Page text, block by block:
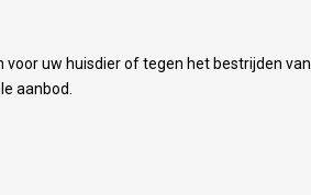
voor uw huisdier of tegen het bestrijden van
aanbod.